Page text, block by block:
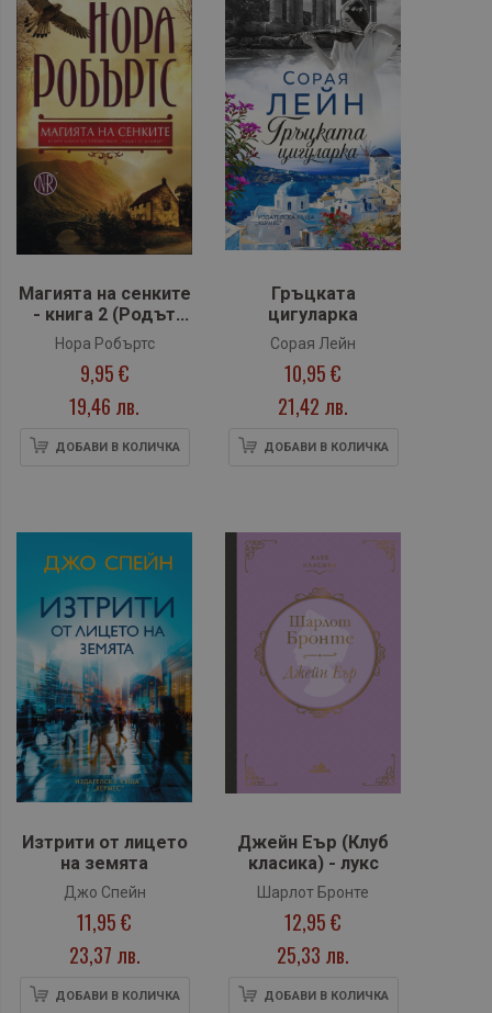
Магията на сенките
- книга 2 (Родът
О`Дуайър)
Нора Робъртс
9,95 €
19,46 лв.
ДОБАВИ В КОЛИЧКА
Гръцката
цигуларка
Сорая Лейн
10,95 €
21,42 лв.
ДОБАВИ В КОЛИЧКА
Изтрити от лицето
на земята
Джо Спейн
11,95 €
23,37 лв.
ДОБАВИ В КОЛИЧКА
Джейн Еър (Клуб
класика) - лукс
Шарлот Бронте
12,95 €
25,33 лв.
ДОБАВИ В КОЛИЧКА